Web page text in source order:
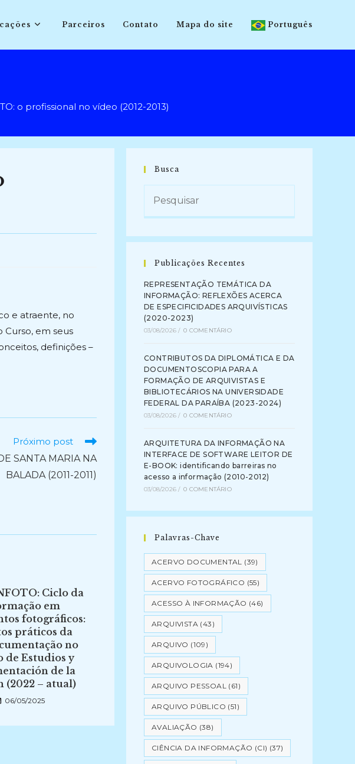
Parceiros Contato Mapa do site Português
o profissional no vídeo (2012-2013)
e atraente, no
Curso, em seus
definições –
Próximo post
SANTA MARIA NA
BALADA (2011-2011)
Ciclo da
em
fotográficos:
práticos da
no
de Estudios y
de la
(2022 – atual)
06/05/2025
Busca
Publicações Recentes
REPRESENTAÇÃO TEMÁTICA DA
INFORMAÇÃO: REFLEXÕES ACERCA
DE ESPECIFICIDADES ARQUIVÍSTICAS
(2020-2023)
03/08/2026 / 0 COMENTÁRIO
CONTRIBUTOS DA DIPLOMÁTICA E DA
DOCUMENTOSCOPIA PARA A
FORMAÇÃO DE ARQUIVISTAS E
BIBLIOTECÁRIOS NA UNIVERSIDADE
FEDERAL DA PARAÍBA (2023-2024)
03/08/2026 / 0 COMENTÁRIO
ARQUITETURA DA INFORMAÇÃO NA
INTERFACE DE SOFTWARE LEITOR DE
E-BOOK: identificando barreiras no
acesso a informação (2010-2012)
03/08/2026 / 0 COMENTÁRIO
Palavras-Chave
ACERVO DOCUMENTAL (39)
ACERVO FOTOGRÁFICO (55)
ACESSO À INFORMAÇÃO (46)
ARQUIVISTA (43)
ARQUIVO (109)
ARQUIVOLOGIA (194)
ARQUIVO PESSOAL (61)
ARQUIVO PÚBLICO (51)
AVALIAÇÃO (38)
CIÊNCIA DA INFORMAÇÃO (CI) (37)